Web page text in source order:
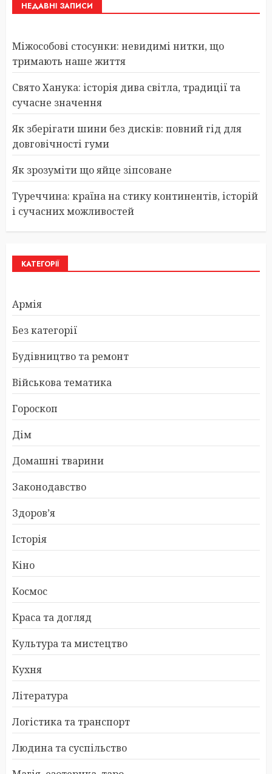
НЕДАВНІ ЗАПИСИ
Міжособові стосунки: невидимі нитки, що
тримають наше життя
Свято Ханука: історія дива світла, традиції та
сучасне значення
Як зберігати шини без дисків: повний гід для
довговічності гуми
Як зрозуміти що яйце зіпсоване
Туреччина: країна на стику континентів, історій
і сучасних можливостей
КАТЕГОРІЇ
Армія
Без категорії
Будівництво та ремонт
Військова тематика
Гороскоп
Дім
Домашні тварини
Законодавство
Здоров’я
Історія
Кіно
Космос
Краса та догляд
Культура та мистецтво
Кухня
Література
Логістика та транспорт
Людина та суспільство